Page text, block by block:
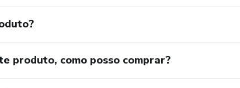
produto, como posso comprar?